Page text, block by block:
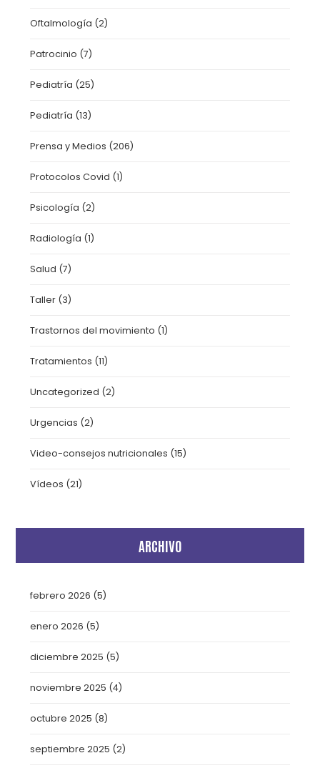
Oftalmología (2)
Patrocinio (7)
Pediatría (25)
Pediatría (13)
Prensa y Medios (206)
Protocolos Covid (1)
Psicología (2)
Radiología (1)
Salud (7)
Taller (3)
Trastornos del movimiento (1)
Tratamientos (11)
Uncategorized (2)
Urgencias (2)
Video-consejos nutricionales (15)
Vídeos (21)
ARCHIVO
febrero 2026 (5)
enero 2026 (5)
diciembre 2025 (5)
noviembre 2025 (4)
octubre 2025 (8)
septiembre 2025 (2)